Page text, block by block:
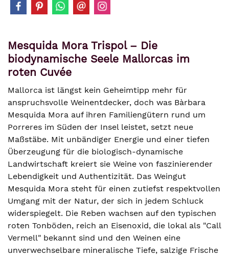
Mesquida Mora Trispol – Die
biodynamische Seele Mallorcas im
roten Cuvée
Mallorca ist längst kein Geheimtipp mehr für
anspruchsvolle Weinentdecker, doch was Bàrbara
Mesquida Mora auf ihren Familiengütern rund um
Porreres im Süden der Insel leistet, setzt neue
Maßstäbe. Mit unbändiger Energie und einer tiefen
Überzeugung für die biologisch-dynamische
Landwirtschaft kreiert sie Weine von faszinierender
Lebendigkeit und Authentizität. Das Weingut
Mesquida Mora steht für einen zutiefst respektvollen
Umgang mit der Natur, der sich in jedem Schluck
widerspiegelt. Die Reben wachsen auf den typischen
roten Tonböden, reich an Eisenoxid, die lokal als "Call
Vermell" bekannt sind und den Weinen eine
unverwechselbare mineralische Tiefe, salzige Frische